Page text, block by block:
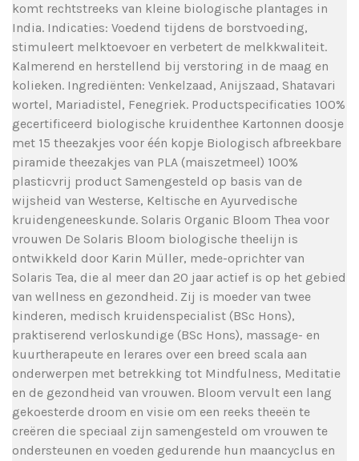
komt rechtstreeks van kleine biologische plantages in
India. Indicaties: Voedend tijdens de borstvoeding,
stimuleert melktoevoer en verbetert de melkkwaliteit.
Kalmerend en herstellend bij verstoring in de maag en
kolieken. Ingrediënten: Venkelzaad, Anijszaad, Shatavari
wortel, Mariadistel, Fenegriek. Productspecificaties 100%
gecertificeerd biologische kruidenthee Kartonnen doosje
met 15 theezakjes voor één kopje Biologisch afbreekbare
piramide theezakjes van PLA (maiszetmeel) 100%
plasticvrij product Samengesteld op basis van de
wijsheid van Westerse, Keltische en Ayurvedische
kruidengeneeskunde. Solaris Organic Bloom Thea voor
vrouwen De Solaris Bloom biologische theelijn is
ontwikkeld door Karin Müller, mede-oprichter van
Solaris Tea, die al meer dan 20 jaar actief is op het gebied
van wellness en gezondheid. Zij is moeder van twee
kinderen, medisch kruidenspecialist (BSc Hons),
praktiserend verloskundige (BSc Hons), massage- en
kuurtherapeute en lerares over een breed scala aan
onderwerpen met betrekking tot Mindfulness, Meditatie
en de gezondheid van vrouwen. Bloom vervult een lang
gekoesterde droom en visie om een reeks theeën te
creëren die speciaal zijn samengesteld om vrouwen te
ondersteunen en voeden gedurende hun maancyclus en